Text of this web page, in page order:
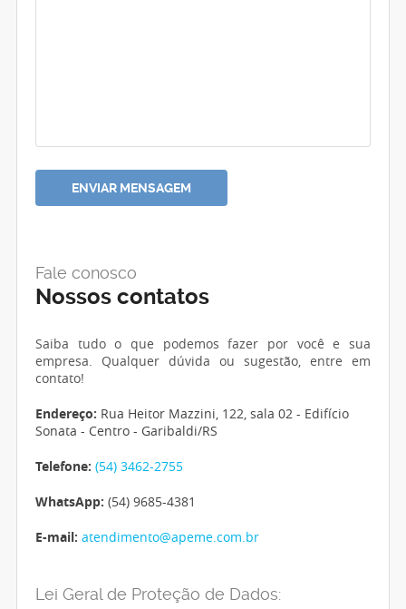
Fale conosco
Nossos contatos
Saiba tudo o que podemos fazer por você e sua
empresa. Qualquer dúvida ou sugestão, entre em
contato!
Endereço: Rua Heitor Mazzini, 122, sala 02 - Edifício
Sonata - Centro - Garibaldi/RS
Telefone: (54) 3462-2755
WhatsApp: (54) 9685-4381
E-mail: atendimento@apeme.com.br
Lei Geral de Proteção de Dados: